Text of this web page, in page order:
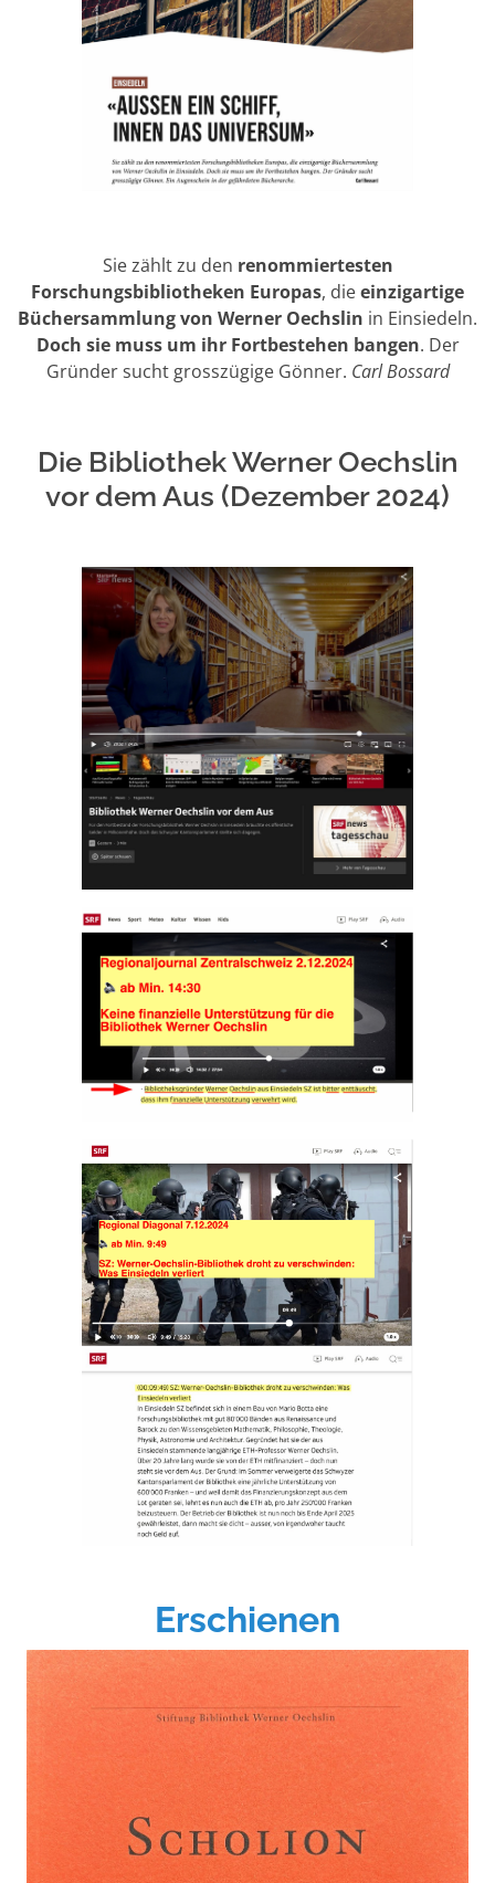
Sie zählt zu den renommiertesten
Forschungsbibliotheken Europas, dieeinzigartige
Büchersammlung von Werner Oechslin in Einsiedeln.
Doch sie muss um ihr Fortbestehen bangen. Der
Gründer sucht grosszügige Gönner. Carl Bossard
Die Bibliothek Werner Oechslin
vor dem Aus (Dezember 2024)
Erschienen